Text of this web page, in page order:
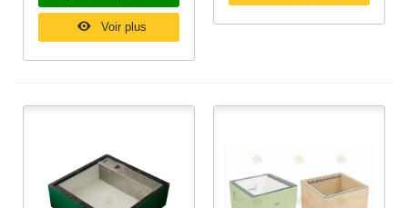
Voir plus